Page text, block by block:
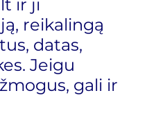
ir ji
reikalingą
datas,
Jeigu
gali ir